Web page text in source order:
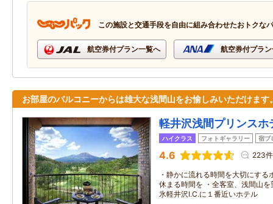
この施設と交通手段を自由に組み合わせたおトクな
航空券付プラン一覧へ 航空券付プラ
お部屋のバルコニーからは雄大な浅間山をお愉しみいただけます
軽井沢浅間プリンスホ
ハイクラス フォトギャラリー 宿ブ
4.6 223件
・静かに流れる時間を大切にす
休まる時間を ・全客室、浅間山
氷軽井沢I.C.に１番近いホテル